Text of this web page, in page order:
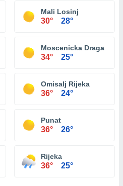
Mali Losinj
30° 28°
Moscenicka Draga
34° 25°
Omisalj Rijeka
36° 24°
Punat
36° 26°
Rijeka
36° 25°